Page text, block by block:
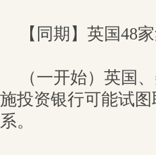
【同期】英国48
（一开始）英国
施投资银行可能试
系。